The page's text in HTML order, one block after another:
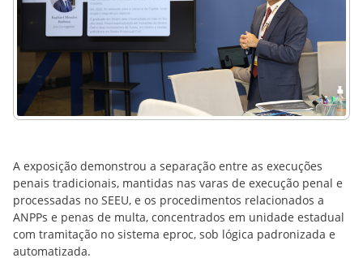
A exposição demonstrou a separação entre as execuções
penais tradicionais, mantidas nas varas de execução penal e
processadas no SEEU, e os procedimentos relacionados a
ANPPs e penas de multa, concentrados em unidade estadual
com tramitação no sistema eproc, sob lógica padronizada e
automatizada.